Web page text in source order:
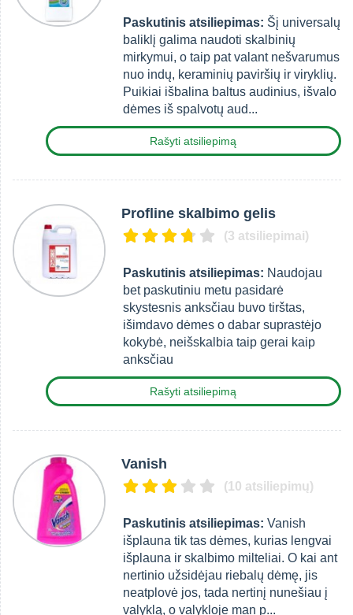
Paskutinis atsiliepimas: Šį universalų
baliklį galima naudoti skalbinių
mirkymui, o taip pat valant nešvarumus
nuo indų, keraminių paviršių ir viryklių.
Puikiai išbalina baltus audinius, išvalo
dėmes iš spalvotų aud...
Rašyti atsiliepimą
Profline skalbimo gelis
(3 atsiliepimai)
Paskutinis atsiliepimas: Naudojau
bet paskutiniu metu pasidarė
skystesnis anksčiau buvo tirštas,
išimdavo dėmes o dabar suprastėjo
kokybė, neišskalbia taip gerai kaip
anksčiau
Rašyti atsiliepimą
Vanish
(10 atsiliepimų)
Paskutinis atsiliepimas: Vanish
išplauna tik tas dėmes, kurias lengvai
išplauna ir skalbimo milteliai. O kai ant
nertinio užsidėjau riebalų dėmę, jis
neatplovė jos, tada nertinį nunešiau į
valyklą, o valykloje man p...